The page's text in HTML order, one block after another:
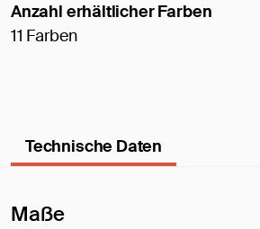
Anzahl erhältlicher Farben
11 Farben
Technische Daten
Maße